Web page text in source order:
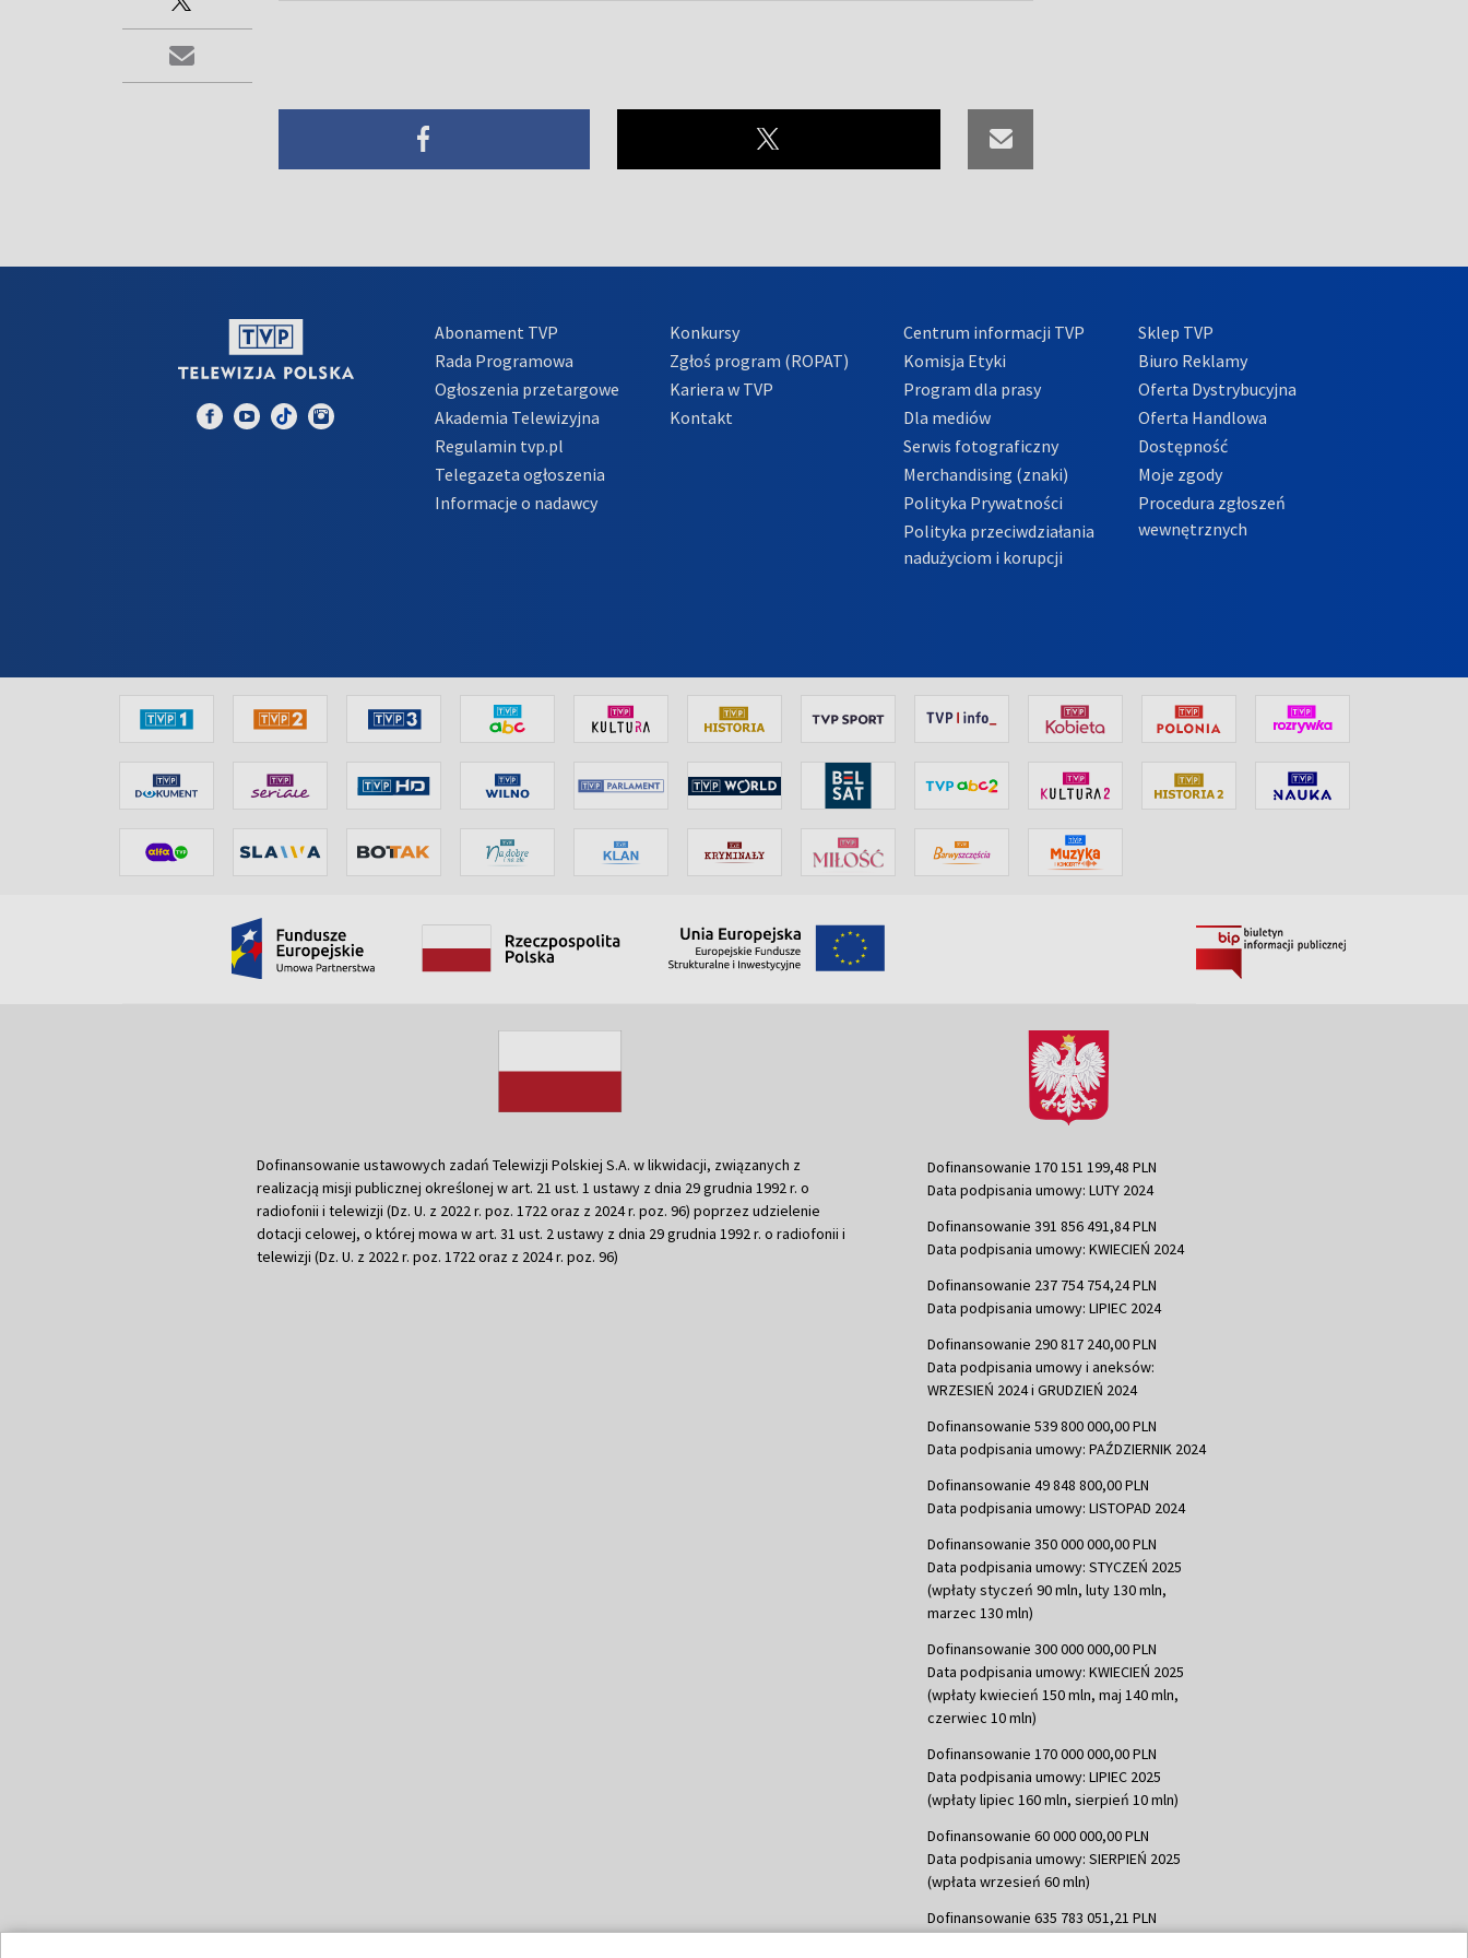
Abonament TVP
Rada Programowa
Ogłoszenia przetargowe
Akademia Telewizyjna
Regulamin tvp.pl
Telegazeta ogłoszenia
Informacje o nadawcy
Konkursy
Zgłoś program (ROPAT)
Kariera w TVP
Kontakt
Centrum informacji TVP
Komisja Etyki
Program dla prasy
Dla mediów
Serwis fotograficzny
Merchandising (znaki)
Polityka Prywatności
Polityka przeciwdziałania
nadużyciom i korupcji
Sklep TVP
Biuro Reklamy
Oferta Dystrybucyjna
Oferta Handlowa
Dostępność
Moje zgody
Procedura zgłoszeń
wewnętrznych
Dofinansowanie ustawowych zadań Telewizji Polskiej S.A. w likwidacji, związanych z
realizacją misji publicznej określonej w art. 21 ust. 1 ustawy z dnia 29 grudnia 1992 r. o
radiofonii i telewizji (Dz. U. z 2022 r. poz. 1722 oraz z 2024 r. poz. 96) poprzez udzielenie
dotacji celowej, o której mowa w art. 31 ust. 2 ustawy z dnia 29 grudnia 1992 r. o radiofonii i
telewizji (Dz. U. z 2022 r. poz. 1722 oraz z 2024 r. poz. 96)
Dofinansowanie 170 151 199,48 PLN
Data podpisania umowy: LUTY 2024
Dofinansowanie 391 856 491,84 PLN
Data podpisania umowy: KWIECIEŃ 2024
Dofinansowanie 237 754 754,24 PLN
Data podpisania umowy: LIPIEC 2024
Dofinansowanie 290 817 240,00 PLN
Data podpisania umowy i aneksów:
WRZESIEŃ 2024 i GRUDZIEŃ 2024
Dofinansowanie 539 800 000,00 PLN
Data podpisania umowy: PAŹDZIERNIK 2024
Dofinansowanie 49 848 800,00 PLN
Data podpisania umowy: LISTOPAD 2024
Dofinansowanie 350 000 000,00 PLN
Data podpisania umowy: STYCZEŃ 2025
(wpłaty styczeń 90 mln, luty 130 mln,
marzec 130 mln)
Dofinansowanie 300 000 000,00 PLN
Data podpisania umowy: KWIECIEŃ 2025
(wpłaty kwiecień 150 mln, maj 140 mln,
czerwiec 10 mln)
Dofinansowanie 170 000 000,00 PLN
Data podpisania umowy: LIPIEC 2025
(wpłaty lipiec 160 mln, sierpień 10 mln)
Dofinansowanie 60 000 000,00 PLN
Data podpisania umowy: SIERPIEŃ 2025
(wpłata wrzesień 60 mln)
Dofinansowanie 635 783 051,21 PLN